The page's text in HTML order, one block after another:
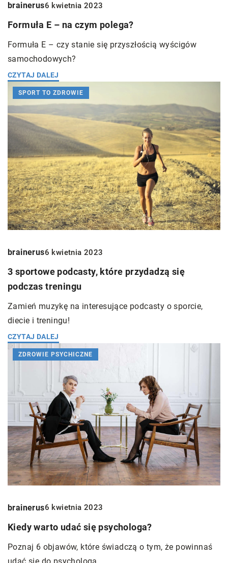
brainerus6 kwietnia 2023
Formuła E – na czym polega?
Formuła E – czy stanie się przyszłością wyścigów
samochodowych?
CZYTAJ DALEJ
SPORT TO ZDROWIE
brainerus6 kwietnia 2023
3 sportowe podcasty, które przydadzą się
podczas treningu
Zamień muzykę na interesujące podcasty o sporcie,
diecie i treningu!
CZYTAJ DALEJ
ZDROWIE PSYCHICZNE
brainerus6 kwietnia 2023
Kiedy warto udać się psychologa?
Poznaj 6 objawów, które świadczą o tym, że powinnaś